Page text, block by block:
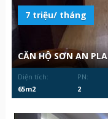
7 triệu/ tháng
CĂN HỘ SƠN AN
Diện tích:
65m2
PN:
2